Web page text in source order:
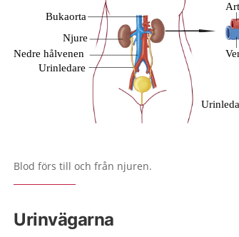
Förstora bilden
Blod förs till och från njuren.
Urinvägarna